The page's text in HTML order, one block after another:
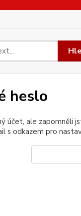
heslo
účet, ale zapomněli
s odkazem pro